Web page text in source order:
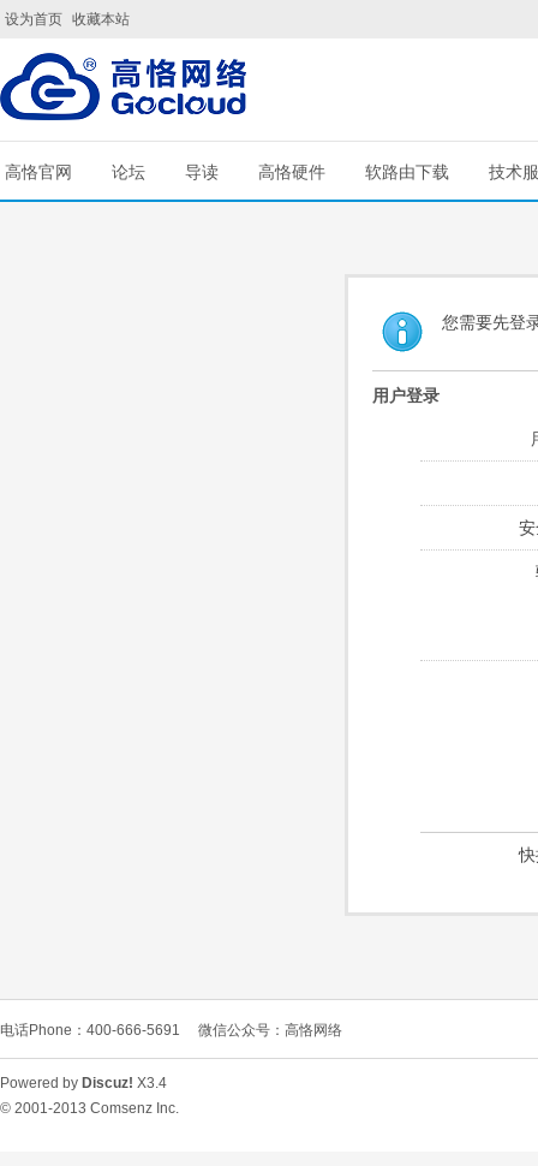
设为首页 收藏本站
高恪官网 论坛 导读 高恪硬件 软路由下载 技术
您需要先登
用户登录
电话Phone：400-666-5691 微信公众号：高恪网络
Powered by Discuz! X3.4
© 2001-2013 Comsenz Inc.